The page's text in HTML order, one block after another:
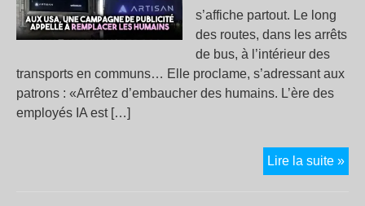
s’affiche partout. Le long
des routes, dans les arrêts
de bus, à l’intérieur des
transports en communs… Elle proclame, s’adressant aux
patrons : «Arrêtez d’embaucher des humains. L’ère des
employés IA est […]
Lire la suite »